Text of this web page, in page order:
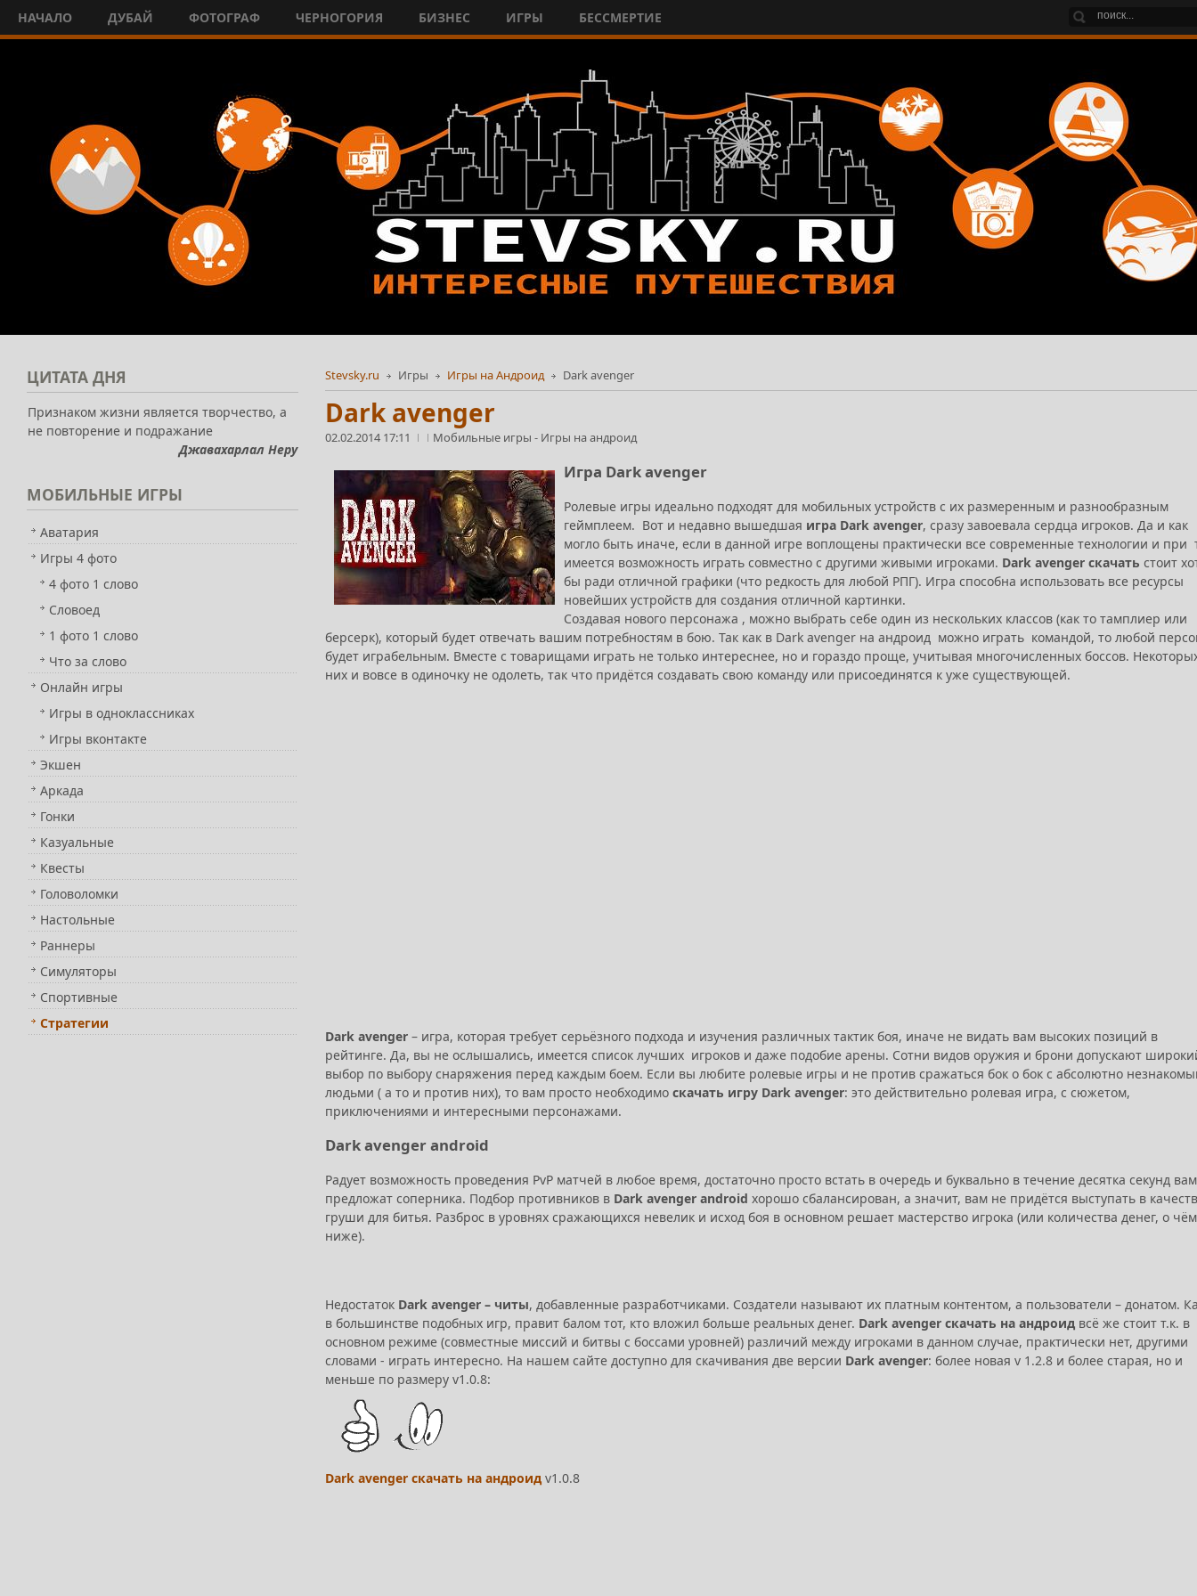
НАЧАЛО ДУБАЙ ФОТОГРАФ ЧЕРНОГОРИЯ БИЗНЕС ИГРЫ БЕССМЕРТИЕ
Stevsky.ru Игры Игры на Андроид Dark avenger
Dark avenger
02.02.2014 17:11 Мобильные игры - Игры на андроид
Игра Dark avenger
Ролевые игры идеально подходят для мобильных устройств с их размеренным и разнообразным
геймплеем. Вот и недавно вышедшая игра Dark avenger, сразу завоевала сердца игроков. Да и как
могло быть иначе, если в данной игре воплощены практически все современные технологии и при
имеется возможность играть совместно с другими живыми игроками. Dark avenger скачать стоит
бы ради отличной графики (что редкость для любой РПГ). Игра способна использовать все ресурсы
новейших устройств для создания отличной картинки.
Создавая нового персонажа , можно выбрать себе один из нескольких классов (как то тамплиер или
берсерк), который будет отвечать вашим потребностям в бою. Так как в Dark avenger на андроид можно играть командой, то любой
будет играбельным. Вместе с товарищами играть не только интереснее, но и гораздо проще, учитывая многочисленных боссов.
них и вовсе в одиночку не одолеть, так что придётся создавать свою команду или присоединятся к уже существующей.
Dark avenger – игра, которая требует серьёзного подхода и изучения различных тактик боя, иначе не видать вам высоких позиций в
рейтинге. Да, вы не ослышались, имеется список лучших игроков и даже подобие арены. Сотни видов оружия и брони допускают
выбор по выбору снаряжения перед каждым боем. Если вы любите ролевые игры и не против сражаться бок о бок с абсолютно
людьми ( а то и против них), то вам просто необходимо скачать игру Dark avenger: это действительно ролевая игра, с сюжетом,
приключениями и интересными персонажами.
Dark avenger android
Радует возможность проведения PvP матчей в любое время, достаточно просто встать в очередь и буквально в течение десятка секунд вам
предложат соперника. Подбор противников в Dark avenger android хорошо сбалансирован, а значит, вам не придётся выступать в
груши для битья. Разброс в уровнях сражающихся невелик и исход боя в основном решает мастерство игрока (или количества денег, о чём
ниже).
Недостаток Dark avenger – читы, добавленные разработчиками. Создатели называют их платным контентом, а пользователи – донатом.
в большинстве подобных игр, правит балом тот, кто вложил больше реальных денег. Dark avenger скачать на андроид всё же стоит т.к. в
основном режиме (совместные миссий и битвы с боссами уровней) различий между игроками в данном случае, практически нет, другими
словами - играть интересно. На нашем сайте доступно для скачивания две версии Dark avenger: более новая v 1.2.8 и более старая, но и
меньше по размеру v1.0.8:
Dark avenger скачать на андроид v1.0.8
ЦИТАТА ДНЯ
Признаком жизни является творчество, а
не повторение и подражание
Джавахарлал Неру
МОБИЛЬНЫЕ ИГРЫ
Аватария
Игры 4 фото
4 фото 1 слово
Словоед
1 фото 1 слово
Что за слово
Онлайн игры
Игры в одноклассниках
Игры вконтакте
Экшен
Аркада
Гонки
Казуальные
Квесты
Головоломки
Настольные
Раннеры
Симуляторы
Спортивные
Стратегии